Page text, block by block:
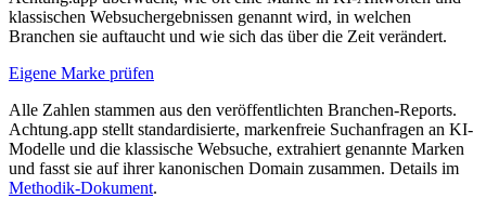
klassischen Websuchergebnissen genannt wird, in welchen
Branchen sie auftaucht und wie sich das über die Zeit verändert.
Eigene Marke prüfen
Alle Zahlen stammen aus den veröffentlichten Branchen-Reports.
Achtung.app stellt standardisierte, markenfreie Suchanfragen an KI-
Modelle und die klassische Websuche, extrahiert genannte Marken
und fasst sie auf ihrer kanonischen Domain zusammen. Details im
Methodik-Dokument.